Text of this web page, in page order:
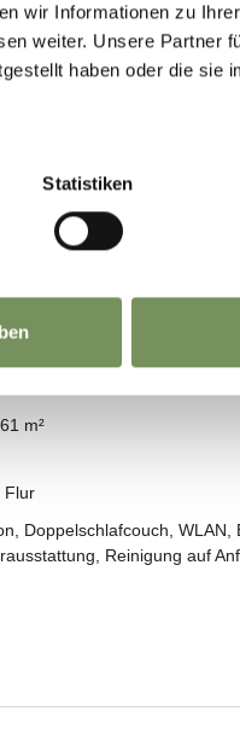
wir Informationen zu
weiter. Unsere Partner
haben oder die sie
Statistiken